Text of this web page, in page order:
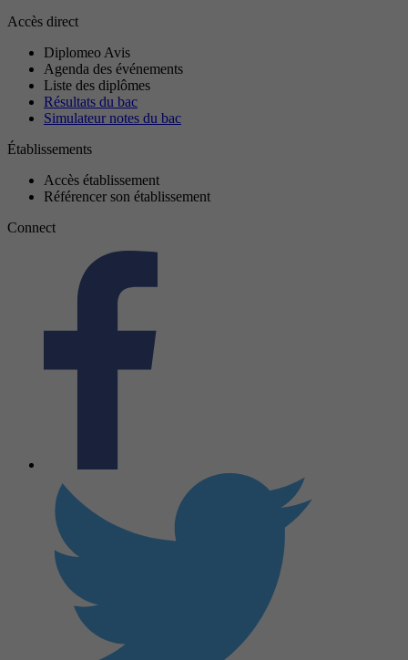
Accès direct
Diplomeo Avis
Agenda des événements
Liste des diplômes
Résultats du bac
Simulateur notes du bac
Établissements
Accès établissement
Référencer son établissement
Connect